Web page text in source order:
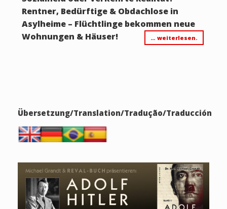
Rentner, Bedürftige & Obdachlose in
Asylheime – Flüchtlinge bekommen neue
Wohnungen & Häuser!
… weiterlesen.
Übersetzung/Translation/Tradução/Traducción